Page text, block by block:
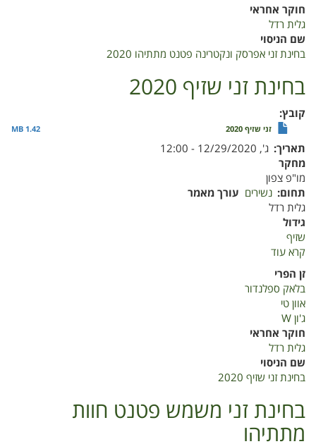
חוקר אחראי
גלית רדל
שם הניסוי
בחינת זני אפרסק ונקטרינה פטנט מתתיהו 2020
בחינת זני שזיף 2020
קובץ
זני שזיף 2020 1.42 MB
תאריך ג', 12/29/2020 - 12:00
מחקר
מו"פ צפון
תחום נשירים עורך מאמר
גלית רדל
גידול
שזיף
קרא עוד
זני
שזיף
זן הפרי
בלאק ספלנדור
אוון טי
ג'ון W
חוקר אחראי
גלית רדל
שם הניסוי
בחינת זני שזיף 2020
בחינת זני משמש פטנט חוות
מתתיהו